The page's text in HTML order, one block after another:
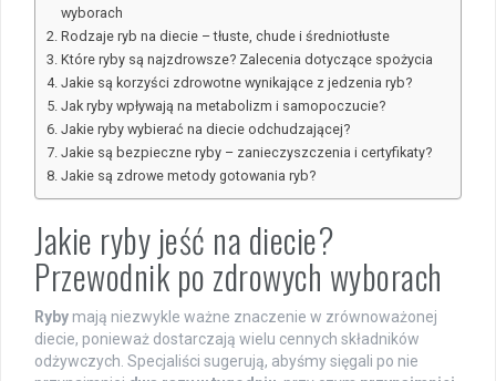
wyborach
Rodzaje ryb na diecie – tłuste, chude i średniotłuste
Które ryby są najzdrowsze? Zalecenia dotyczące spożycia
Jakie są korzyści zdrowotne wynikające z jedzenia ryb?
Jak ryby wpływają na metabolizm i samopoczucie?
Jakie ryby wybierać na diecie odchudzającej?
Jakie są bezpieczne ryby – zanieczyszczenia i certyfikaty?
Jakie są zdrowe metody gotowania ryb?
Jakie ryby jeść na diecie?
Przewodnik po zdrowych wyborach
Ryby mają niezwykle ważne znaczenie w zrównoważonej
diecie, ponieważ dostarczają wielu cennych składników
odżywczych. Specjaliści sugerują, abyśmy sięgali po nie